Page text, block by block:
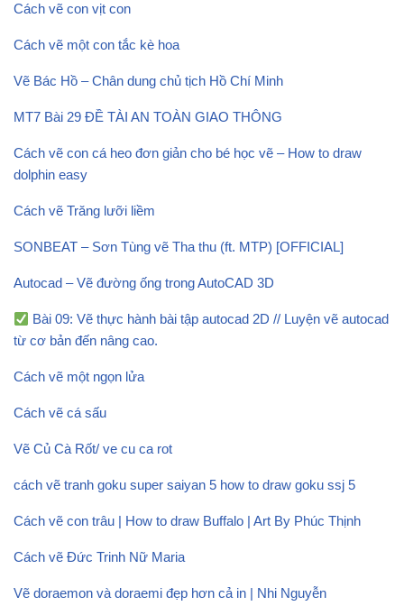
Cách vẽ con vịt con
Cách vẽ một con tắc kè hoa
Vẽ Bác Hồ – Chân dung chủ tịch Hồ Chí Minh
MT7 Bài 29 ĐỀ TÀI AN TOÀN GIAO THÔNG
Cách vẽ con cá heo đơn giản cho bé học vẽ – How to draw
dolphin easy
Cách vẽ Trăng lưỡi liềm
SONBEAT – Sơn Tùng vẽ Tha thu (ft. MTP) [OFFICIAL]
Autocad – Vẽ đường ống trong AutoCAD 3D
Bài 09: Vẽ thực hành bài tập autocad 2D // Luyện vẽ autocad
từ cơ bản đến nâng cao.
Cách vẽ một ngọn lửa
Cách vẽ cá sấu
Vẽ Củ Cà Rốt/ ve cu ca rot
cách vẽ tranh goku super saiyan 5 how to draw goku ssj 5
Cách vẽ con trâu | How to draw Buffalo | Art By Phúc Thịnh
Cách vẽ Đức Trinh Nữ Maria
Vẽ doraemon và doraemi đẹp hơn cả in | Nhi Nguyễn